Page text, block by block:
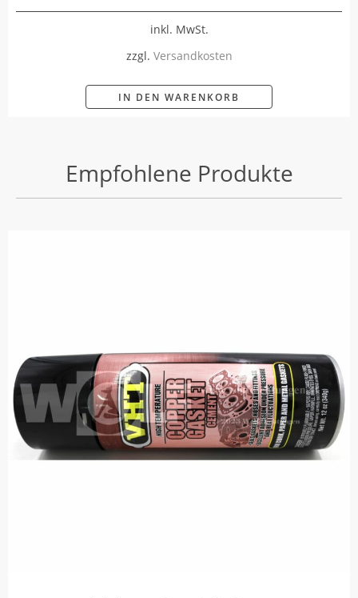
inkl. MwSt.
zzgl. Versandkosten
IN DEN WARENKORB
Empfohlene Produkte